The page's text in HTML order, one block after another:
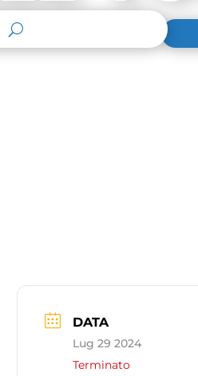
DATA
Lug 29 2024
Terminato